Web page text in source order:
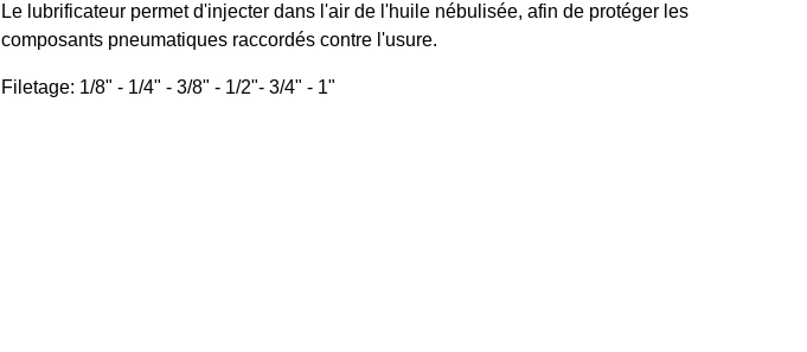
Le lubrificateur permet d'injecter dans l'air de l'huile nébulisée, afin de protéger les
composants pneumatiques raccordés contre l'usure.
Filetage: 1/8" - 1/4" - 3/8" - 1/2"- 3/4" - 1"